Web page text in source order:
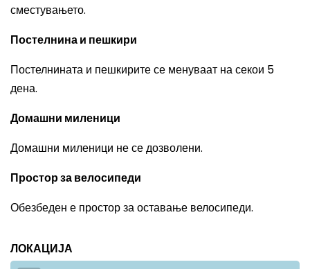
сместувањето.
Постелнина и пешкири
Постелнината и пешкирите се менуваат на секои 5
дена.
Домашни миленици
Домашни миленици не се дозволени.
Простор за велосипеди
Обезбеден е простор за оставање велосипеди.
ЛОКАЦИЈА